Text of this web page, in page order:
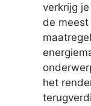
verkrijg
de
het